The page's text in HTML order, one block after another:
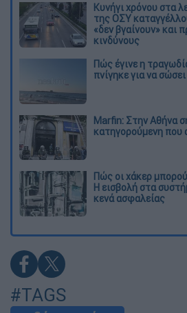
Κυνήγι χρόνου στα
της ΟΣΥ
«δεν βγαίνουν» και
κινδύνους
Πώς έγινε η
πνίγηκε για να
Marfin: Στην Αθήνα
κατηγορούμενη που
Πώς οι χάκερ
Η εισβολή στα
κενά ασφαλείας
#TAGS